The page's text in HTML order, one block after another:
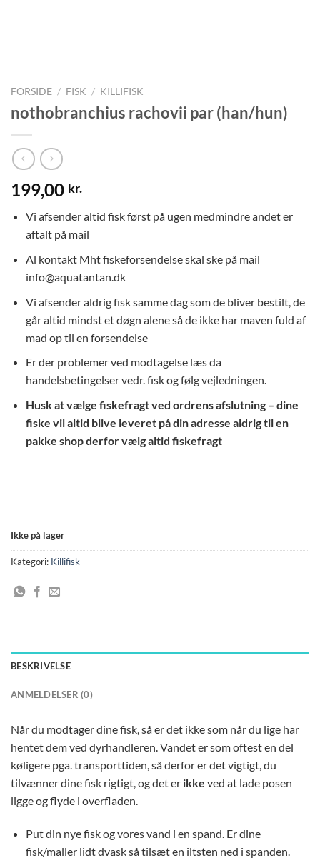
FORSIDE / FISK / KILLIFISK
nothobranchius rachovii par (han/hun)
199,00 kr.
Vi afsender altid fisk først på ugen medmindre andet er
aftalt på mail
Al kontakt Mht fiskeforsendelse skal ske på mail
info@aquatantan.dk
Vi afsender aldrig fisk samme dag som de bliver bestilt, de
går altid mindst et døgn alene så de ikke har maven fuld af
mad op til en forsendelse
Er der problemer ved modtagelse læs da
handelsbetingelser vedr. fisk og følg vejledningen.
Husk at vælge fiskefragt ved ordrens afslutning – dine
fiske vil altid blive leveret på din adresse aldrig til en
pakke shop derfor vælg altid fiskefragt
Ikke på lager
Kategori: Killifisk
BESKRIVELSE
ANMELDELSER (0)
Når du modtager dine fisk, så er det ikke som når du lige har
hentet dem ved dyrhandleren. Vandet er som oftest en del
køligere pga. transporttiden, så derfor er det vigtigt, du
tilvænner dine fisk rigtigt, og det er ikke ved at lade posen
ligge og flyde i overfladen.
Put din nye fisk og vores vand i en spand. Er dine
fisk/maller lidt dvask så tilsæt en iltsten ned i spanden.